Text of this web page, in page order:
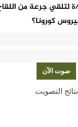
لتلقي جرعة من
كورونا؟
نتائج التصويت